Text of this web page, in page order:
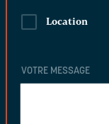
Location
VOTRE MESSAGE